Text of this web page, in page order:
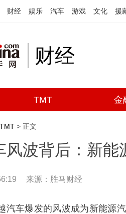
财经 娱乐 汽车 游戏 文化 援
财经
TMT 金
TMT > 正文
风波背后：新能
来源：胜马财经
汽车爆发的风波成为新能源